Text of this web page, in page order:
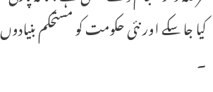
کیا جا سکے اور نئی حکومت کو مستحکم
۔